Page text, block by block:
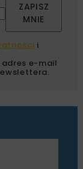
ZAPISZ
MNIE
i
e-mail